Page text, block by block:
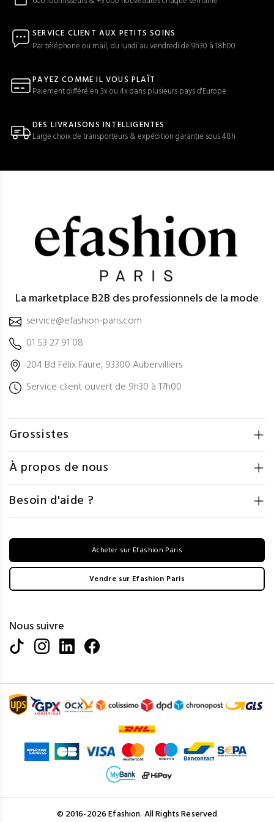
SERVICE CLIENT AUX PETITS SOINS
Par téléphone ou mail, du lundi au vendredi de 9h30 à 18h00
PAYEZ COMME IL VOUS PLAÎT
Paiement différé en 3x ou 4x dans plusieurs pays d'Europe
DES LIVRAISONS INTELLIGENTES
Large choix de transporteurs & expédition garantie sous 48h
La marketplace B2B des professionnels de la mode
service@efashion-paris.com
01 53 27 91 08
204 Bd Félix Faure, 93300 Aubervilliers
Service client ouvert de 9h30 à 17h00
Grossistes
À propos de nous
Besoin d'aide ?
Acheter sur Efashion Paris
Vendre sur Efashion Paris
Nous suivre
© 2016-2026 Efashion. All Rights Reserved